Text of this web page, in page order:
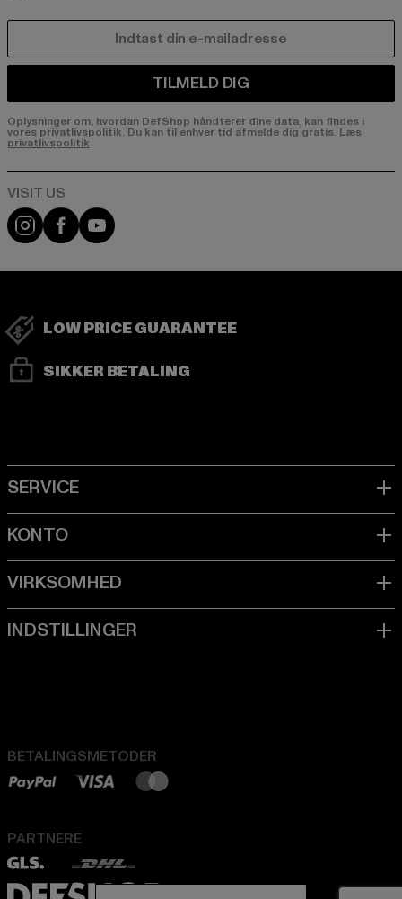
TILMELD DIG
Oplysninger om, hvordan DefShop håndterer dine data, kan findes i
vores privatlivspolitik. Du kan til enhver tid afmelde dig gratis. Læs
privatlivspolitik
Visit our Instagram page:
Visit our Facebook page:
Visit our YouTube channel:
LOW PRICE GUARANTEE
SIKKER BETALING
BETALINGSMETODER
PARTNERE